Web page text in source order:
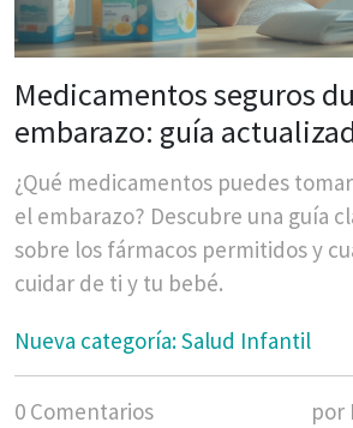
Medicamentos seguros
embarazo: guía
¿Qué medicamentos puedes
el embarazo? Descubre una guía
sobre los fármacos permitidos y
cuidar de ti y tu bebé.
Nueva categoría: Salud Infantil
0 Comentarios por